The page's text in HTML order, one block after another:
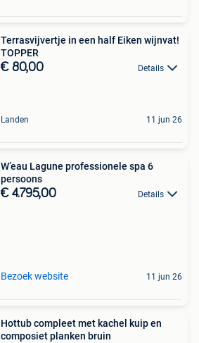
Terrasvijvertje in een half Eiken wijnvat!
TOPPER
€ 80,00 Details
Landen 11 jun 26
W’eau Lagune professionele spa 6
persoons
€ 4.795,00 Details
Bezoek website 11 jun 26
Hottub compleet met kachel kuip en
composiet planken bruin